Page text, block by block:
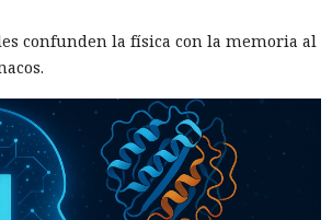
confunden la física con la memoria al